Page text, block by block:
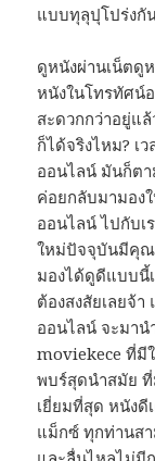
แบบทุลุปุโปร่งกั
ดูหนังผ่านเน็ตดู
หนังในโทรทัศน์
สะดวกกว่าอยู่แ
ก็ได้จริงไหม? เ
ออนไลน์ มันก็ตา
ค่อยกลับมามอง
ออนไลน์ ไปกับเ
ใหม่ปัจจุบันมีคุณ
มองได้ดูดีแบบนี้
ต้องสงสัยเลยจ้า
ออนไลน์ จะมาน
moviekece ที่มี
พบร์สุดนำสมัย
เยี่ยมที่สุด หนัง
แม็กซ์ ทุกท่านส